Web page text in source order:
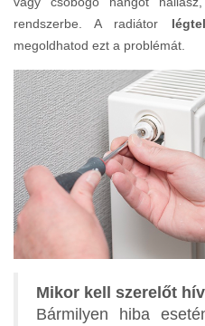
rendszerbe. A radiátor
megoldhatod ezt a problémát.
Mikor kell szerelőt
Bármilyen hiba